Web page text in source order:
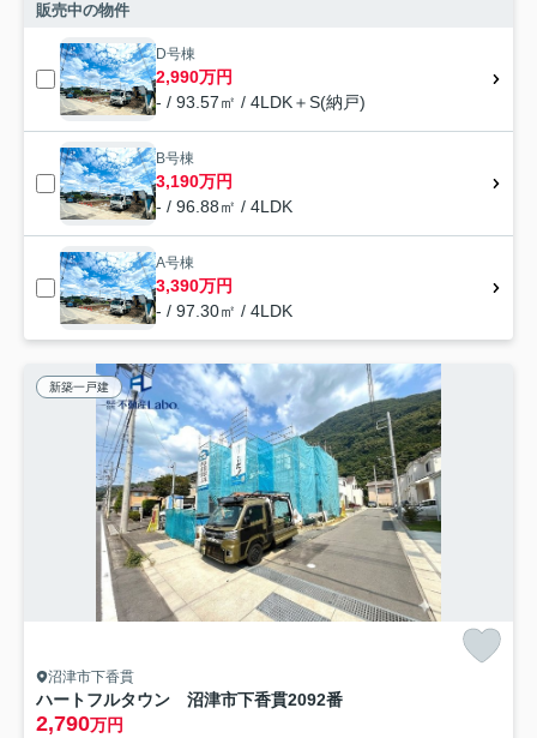
販売中の物件
D号棟
2,990万円
- / 93.57㎡ / 4LDK＋S(納戸)
B号棟
3,190万円
- / 96.88㎡ / 4LDK
A号棟
3,390万円
- / 97.30㎡ / 4LDK
新築一戸建
沼津市下香貫
ハートフルタウン 沼津市下香貫2092番
2,790万円